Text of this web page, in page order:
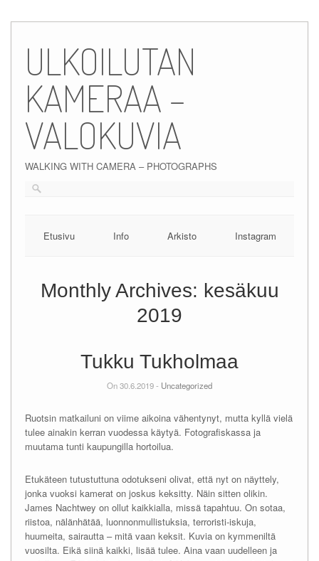
content
ULKOILUTAN
KAMERAA –
VALOKUVIA
WALKING WITH CAMERA – PHOTOGRAPHS
Etusivu Info Arkisto Instagram
Monthly Archives: kesäkuu
2019
Tukku Tukholmaa
On 30.6.2019 - Uncategorized
Ruotsin matkailuni on viime aikoina vähentynyt, mutta kyllä vielä
tulee ainakin kerran vuodessa käytyä. Fotografiskassa ja
muutama tunti kaupungilla hortoilua.
Etukäteen tutustuttuna odotukseni olivat, että nyt on näyttely,
jonka vuoksi kamerat on joskus keksitty. Näin sitten olikin.
James Nachtwey on ollut kaikkialla, missä tapahtuu. On sotaa,
riistoa, nälänhätää, luonnonmullistuksia, terroristi-iskuja,
huumeita, sairautta – mitä vaan keksit. Kuvia on kymmeniltä
vuosilta. Eikä siinä kaikki, lisää tulee. Aina vaan uudelleen ja